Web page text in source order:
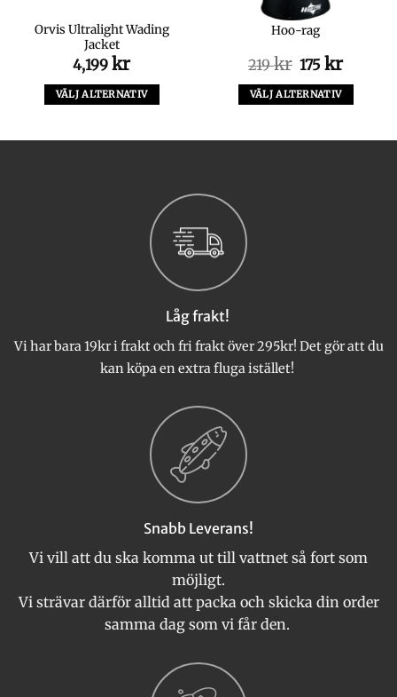
Orvis Ultralight Wading
Jacket
4,199 kr
VÄLJ ALTERNATIV
alternativen
produktsidan
Hoo-rag
219kr Det
ursprungliga
priset
var:
175 krDet
priset
är:
VÄLJ ALTERNATIV
produktsidan
Låg frakt!
Vi har bara 19kr i frakt och fri frakt över 295kr! Det gör att du
kan köpa en extra fluga istället!
Snabb Leverans!
Vi vill att du ska komma ut till vattnet så fort som
möjligt.
Vi strävar därför alltid att packa och skicka din order
samma dag som vi får den.